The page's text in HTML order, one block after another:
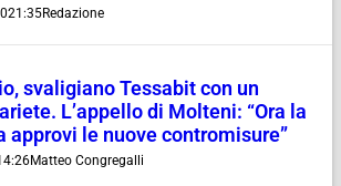
21:35Redazione
svaligiano Tessabit con un
L’appello di Molteni: “Ora la
approvi le nuove contromisure”
Matteo Congregalli